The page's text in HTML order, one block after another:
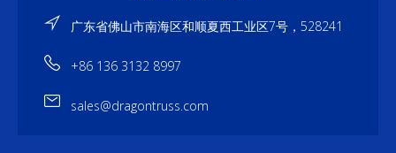
广东省佛山市南海区和顺夏西工业区7号，528241
+86 136 3132 8997
sales@dragontruss.com